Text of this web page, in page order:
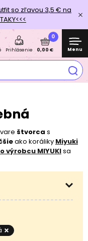
so zľavou 3,5 € na
Prihlásenie
0
0,00 € Menu
štvorca s
ako koráliky Miyuki
výrobcu MIYUKIsa
materiál